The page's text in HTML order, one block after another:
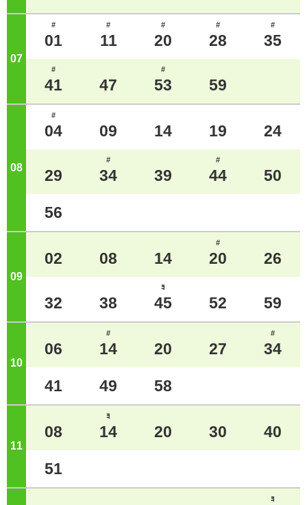
07 ジ
#
01
#
11
#
20
#
28
#
35
#
41 47
#
53 59
08
#
04 09 14 19 24
29
#
34 39
#
44 50
56
09 ジ
02 08 14
#
20 26
32 38
ﾖ
45 52 59
10
06
#
14 20 27
#
34
41 49 58
11
08
ﾖ
14 20 30 40
51
ﾖ